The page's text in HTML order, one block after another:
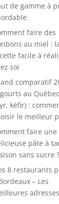
de gamme à
faire des
au miel :
facile à
soi
comparatif
au
kéfir) :
le meilleur
faire une
pâte à
sans sucre ?
8 restaurants
– Les
adresses